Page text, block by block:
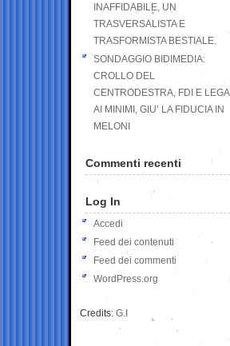
INAFFIDABILE, UN
TRASVERSALISTA E
TRASFORMISTA BESTIALE.
SONDAGGIO BIDIMEDIA:
CROLLO DEL
CENTRODESTRA, FDI E LEGA
AI MINIMI, GIU’ LA FIDUCIA IN
MELONI
Commenti recenti
Log In
Accedi
Feed dei contenuti
Feed dei commenti
WordPress.org
Credits: G.I